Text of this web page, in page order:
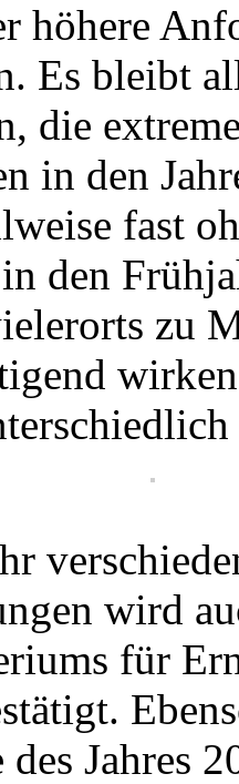
höhere
Es bleibt
die
in den
fast
den
zu
wird
für
des Jahres